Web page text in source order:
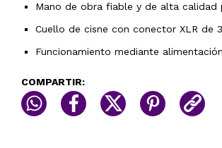
Mano de obra fiable y de alta calidad
Cuello de cisne con conector XLR de
Funcionamiento mediante
COMPARTIR: